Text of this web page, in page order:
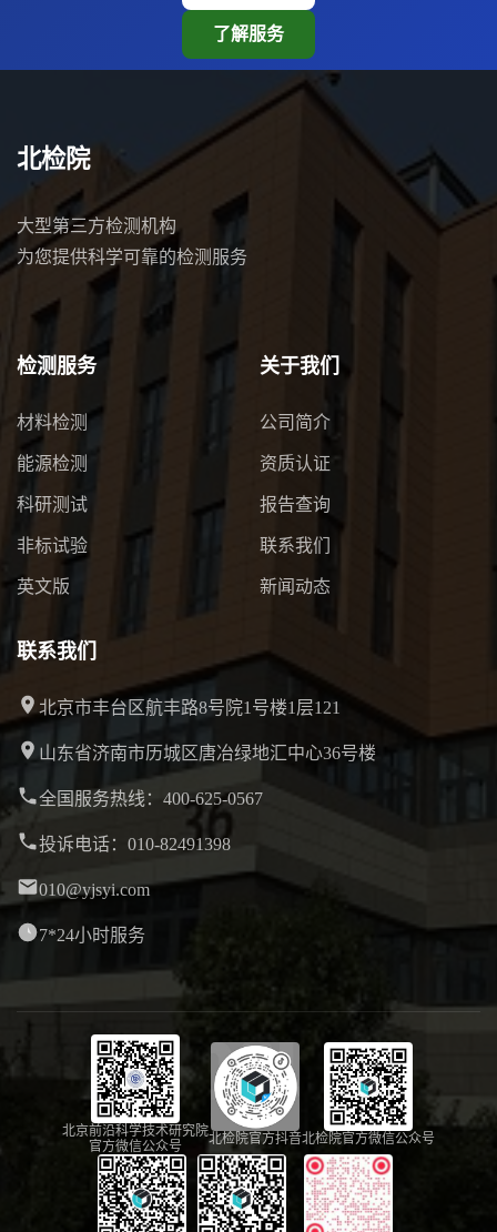
了解服务
北检院
大型第三方检测机构
为您提供科学可靠的检测服务
检测服务
材料检测
能源检测
科研测试
非标试验
英文版
关于我们
公司简介
资质认证
报告查询
联系我们
新闻动态
联系我们
北京市丰台区航丰路8号院1号楼1层121
山东省济南市历城区唐冶绿地汇中心36号楼
全国服务热线：400-625-0567
投诉电话：010-82491398
010@yjsyi.com
7*24小时服务
北京前沿科学技术研究院
官方微信公众号
北检院官方抖音北检院官方微信公众号